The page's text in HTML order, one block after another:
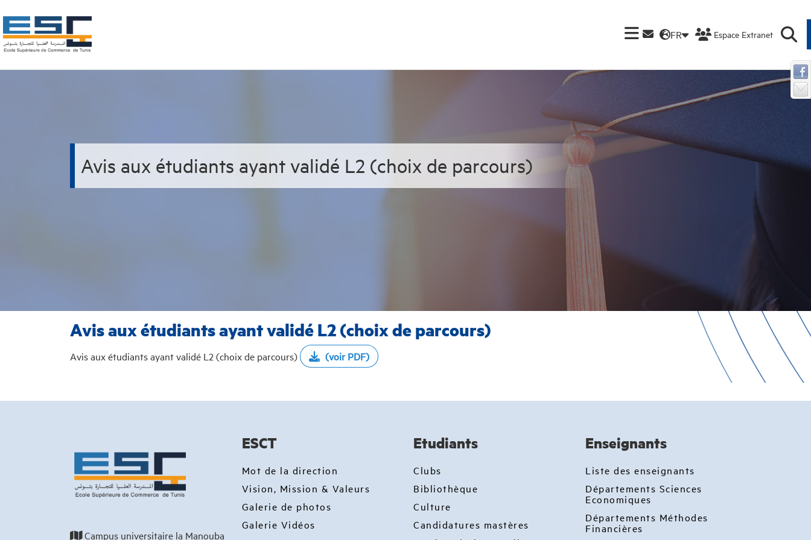
FR Espace Extranet
Avis aux étudiants ayant validé L2 (choix de parcours)
Avis aux étudiants ayant validé L2 (choix de parcours)
Avis aux étudiants ayant validé L2 (choix de parcours) (voir PDF)
Campus universitaire la Manouba
ESCT
Mot de la direction
Vision, Mission & Valeurs
Galerie de photos
Galerie Vidéos
Etudiants
Clubs
Bibliothèque
Culture
Candidatures mastères
Enseignants
Liste des enseignants
Départements Sciences
Economiques
Départements Méthodes
Financières